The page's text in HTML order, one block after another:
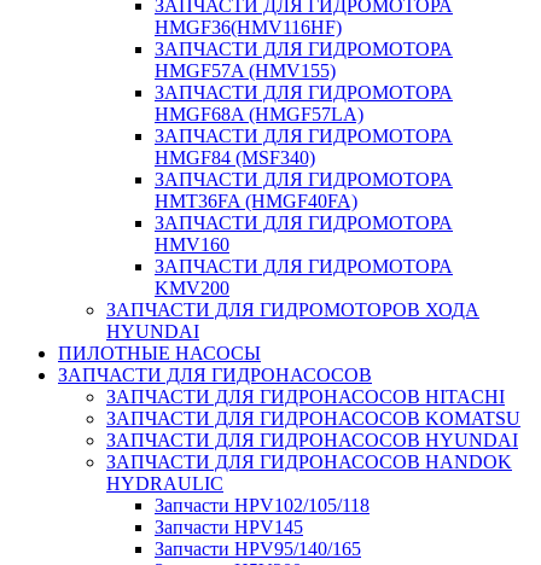
ЗАПЧАСТИ ДЛЯ ГИДРОМОТОРА
HMGF36(HMV116HF)
ЗАПЧАСТИ ДЛЯ ГИДРОМОТОРА
HMGF57A (HMV155)
ЗАПЧАСТИ ДЛЯ ГИДРОМОТОРА
HMGF68A (HMGF57LA)
ЗАПЧАСТИ ДЛЯ ГИДРОМОТОРА
HMGF84 (MSF340)
ЗАПЧАСТИ ДЛЯ ГИДРОМОТОРА
HMT36FA (HMGF40FA)
ЗАПЧАСТИ ДЛЯ ГИДРОМОТОРА
HMV160
ЗАПЧАСТИ ДЛЯ ГИДРОМОТОРА
KMV200
ЗАПЧАСТИ ДЛЯ ГИДРОМОТОРОВ ХОДА
HYUNDAI
ПИЛОТНЫЕ НАСОСЫ
ЗАПЧАСТИ ДЛЯ ГИДРОНАСОСОВ
ЗАПЧАСТИ ДЛЯ ГИДРОНАСОСОВ HITACHI
ЗАПЧАСТИ ДЛЯ ГИДРОНАСОСОВ KOMATSU
ЗАПЧАСТИ ДЛЯ ГИДРОНАСОСОВ HYUNDAI
ЗАПЧАСТИ ДЛЯ ГИДРОНАСОСОВ HANDOK
HYDRAULIC
Запчасти HPV102/105/118
Запчасти HPV145
Запчасти HPV95/140/165